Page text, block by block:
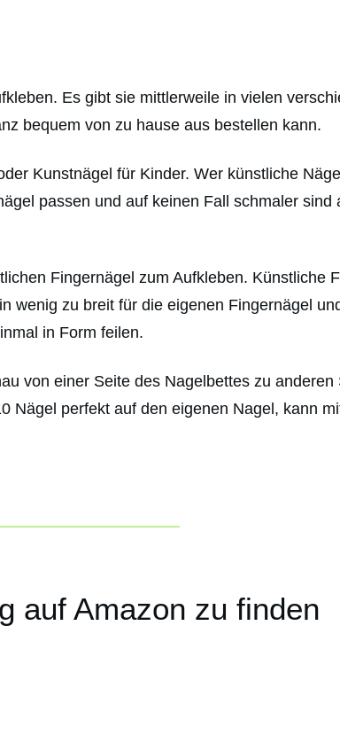
Es gibt sie mittlerweile in vielen
bequem von zu hause aus bestellen kann.
Kunstnägel für Kinder. Wer künstliche
passen und auf keinen Fall schmaler sind
Fingernägel zum Aufkleben. Künstliche
wenig zu breit für die eigenen Fingernägel
in Form feilen.
von einer Seite des Nagelbettes zu anderen
Nägel perfekt auf den eigenen Nagel, kann
auf Amazon zu finden